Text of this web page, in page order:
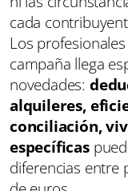
cada
Los
campaña llega
novedades:
alquileres,
conciliación,
específicas
diferencias entre